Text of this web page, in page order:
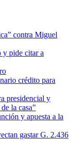
contra Miguel
y pide citar a
crédito para
presidencial y
la casa”
y apuesta a la
gastar G. 2.436